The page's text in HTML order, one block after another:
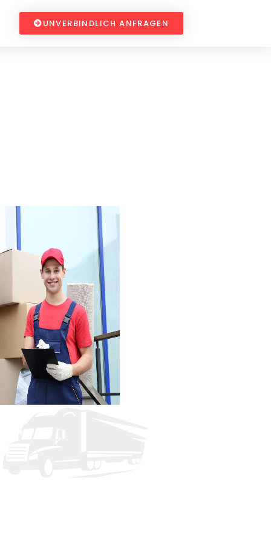
UNVERBINDLICH ANFRAGEN